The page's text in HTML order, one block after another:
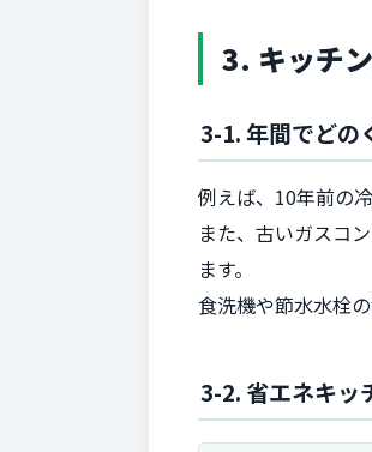
3. キッチ
3-1. 年間でどの
例えば、10年前の
また、古いガスコ
ます。
食洗機や節水水栓
3-2. 省エネキッ